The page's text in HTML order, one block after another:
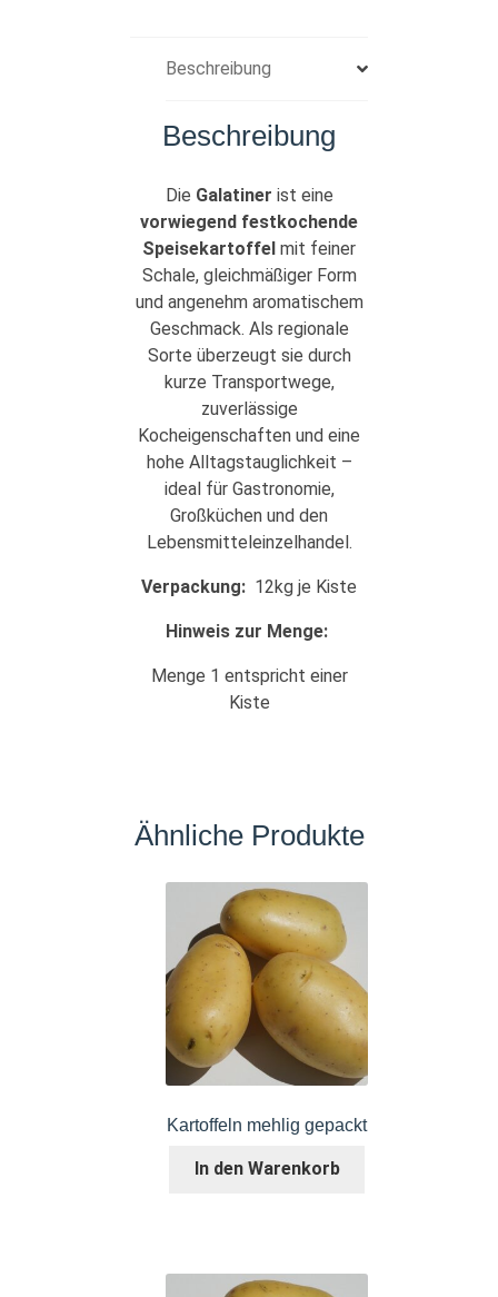
Beschreibung
Beschreibung
Die Galatiner ist eine
vorwiegend festkochende
Speisekartoffel mit feiner
Schale, gleichmäßiger Form
und angenehm aromatischem
Geschmack. Als regionale
Sorte überzeugt sie durch
kurze Transportwege,
zuverlässige
Kocheigenschaften und eine
hohe Alltagstauglichkeit –
ideal für Gastronomie,
Großküchen und den
Lebensmitteleinzelhandel.
Verpackung: 12kg je Kiste
Hinweis zur Menge:
Menge 1 entspricht einer
Kiste
Ähnliche Produkte
Kartoffeln mehlig gepackt
In den Warenkorb